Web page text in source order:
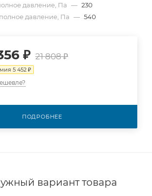
давление, Па — 230
давление, Па — 540
₽ 21 808 ₽
5 452 ₽
ПОДРОБНЕЕ
вариант товара